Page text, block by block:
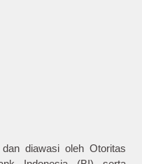
diawasi oleh Otoritas